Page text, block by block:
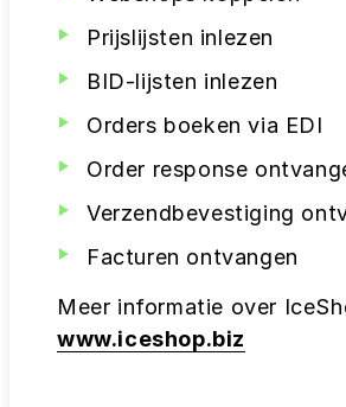
Prijslijsten inlezen
BID-lijsten inlezen
Orders boeken via EDI
Order response
Verzendbevestiging
Facturen ontvangen
Meer informatie over
www.iceshop.biz